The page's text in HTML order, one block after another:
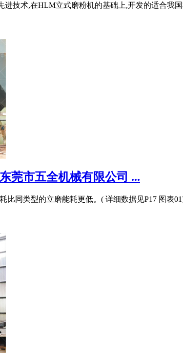
技术,在HLM立式磨粉机的基础上,开发的适合我
莞市五全机械有限公司 ...
同类型的立磨能耗更低。( 详细数据见P17 图表